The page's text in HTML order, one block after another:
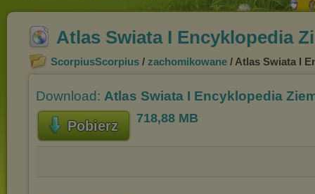
Atlas Swiata I Encyklopedia
ScorpiusScorpius / zachomikowane / Atlas Swiata I
Download: Atlas Swiata I Encyklopedia
Pobierz 718,88 MB